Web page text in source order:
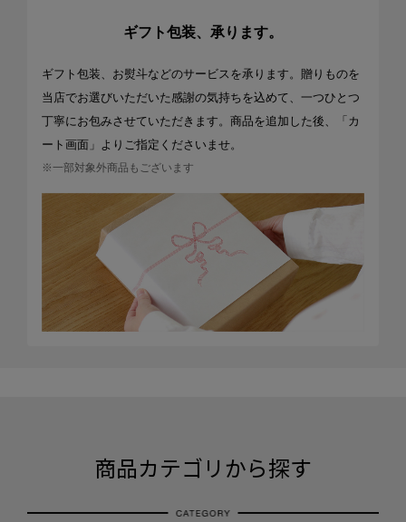
ギフト包装、承ります。
ギフト包装、お熨斗などのサービスを承ります。贈りものを
当店でお選びいただいた感謝の気持ちを込めて、一つひとつ
丁寧にお包みさせていただきます。商品を追加した後、「カ
ート画面」よりご指定くださいませ。
※一部対象外商品もございます
商品カテゴリから探す